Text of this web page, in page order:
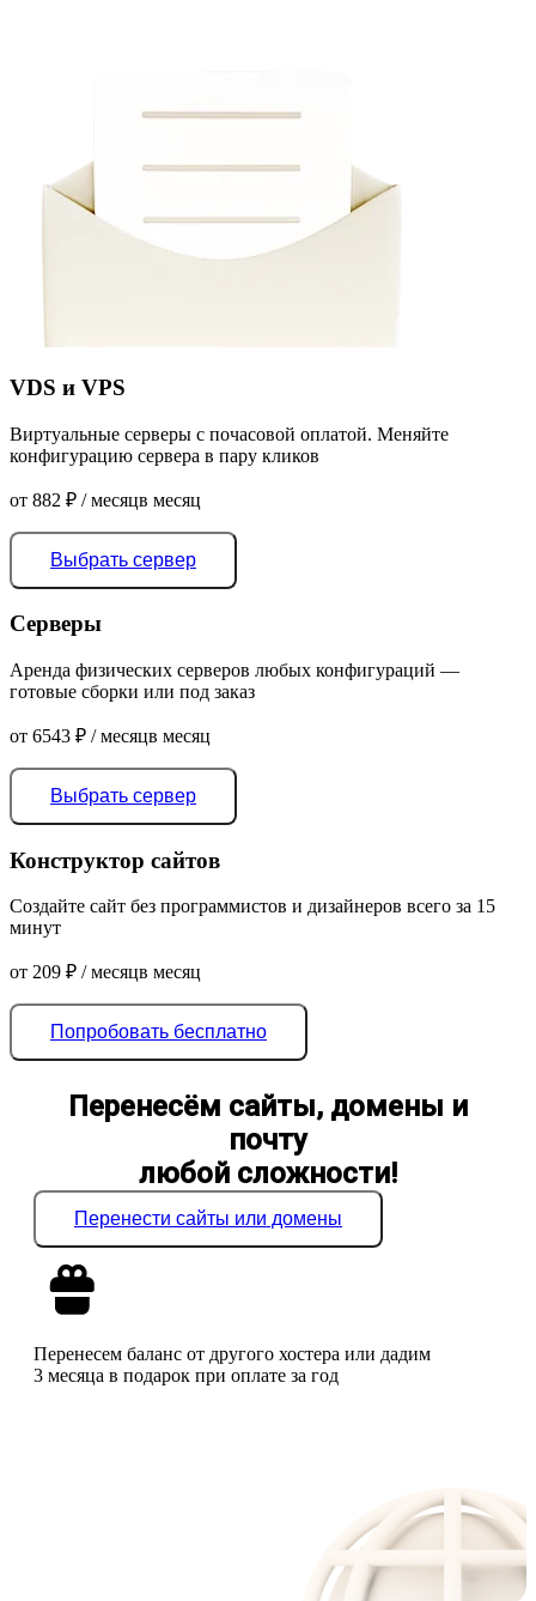
VDS и VPS
Виртуальные серверы с почасовой оплатой. Меняйте
конфигурацию сервера в пару кликов
от 882 ₽ / месяцв месяц
Выбрать сервер
Серверы
Аренда физических серверов любых конфигураций —
готовые сборки или под заказ
от 6543 ₽ / месяцв месяц
Выбрать сервер
Конструктор сайтов
Создайте сайт без программистов и дизайнеров всего за 15
минут
от 209 ₽ / месяцв месяц
Попробовать бесплатно
Перенесём сайты, домены и
почту
любой сложности!
Перенести сайты или домены
Перенесем баланс от другого хостера или дадим
3 месяца в подарок при оплате за год